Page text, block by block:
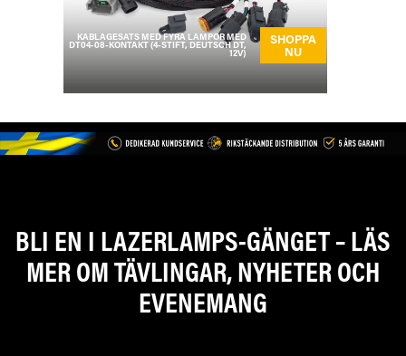
KABLAGESATS MED FYRA LAMPOR MED
DT04-08-KONTAKT (4-STIFT, DEUTSCH DT,
12V)
SHOPPA
NU
BLI EN I LAZERLAMPS-GÄNGET – LÄS
MER OM TÄVLINGAR, NYHETER OCH
EVENEMANG